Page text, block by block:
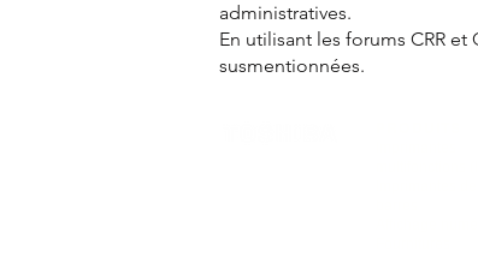
administratives.
En utilisant les forums CRR
susmentionnées.